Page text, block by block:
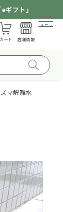
ギフト」
カート 店舗情報
メニュー
マ解離水